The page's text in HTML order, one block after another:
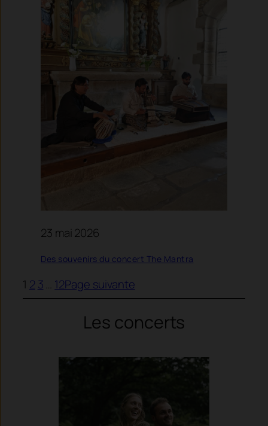
23 mai 2026
Des souvenirs du concert The Mantra
1 2 3 … 12Page suivante
Les concerts